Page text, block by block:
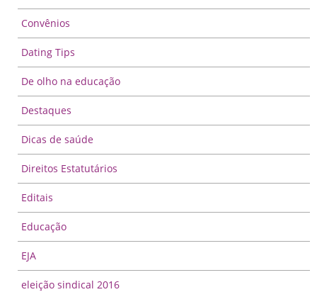
Convênios
Dating Tips
De olho na educação
Destaques
Dicas de saúde
Direitos Estatutários
Editais
Educação
EJA
eleição sindical 2016